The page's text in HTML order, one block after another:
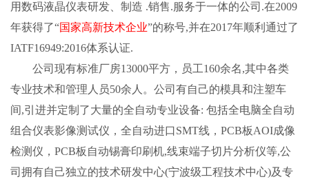
用数码液晶仪表研发、制造 .销售.服务于一体的公司.在2009
年获得了“国家高新技术企业”的称号,并在2017年顺利通过了
IATF16949:2016体系认证.
公司现有标准厂房13000平方，员工160余名,其中各类
专业技术和管理人员50余人。公司有自己的模具和注塑车
间,引进并定制了大量的全自动专业设备: 包括全电脑全自动
组合仪表影像测试仪，全自动进口SMT线，PCB板AOI成像
检测仪，PCB板自动锡膏印刷机,线束端子切片分析仪等,公
司拥有自己独立的技术研发中心(宁波级工程技术中心)及专